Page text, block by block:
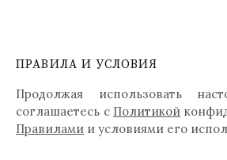
ПРАВИЛА И УСЛОВИЯ
Продолжая использовать
соглашаетесь с Политикой
Правилами и условиями его